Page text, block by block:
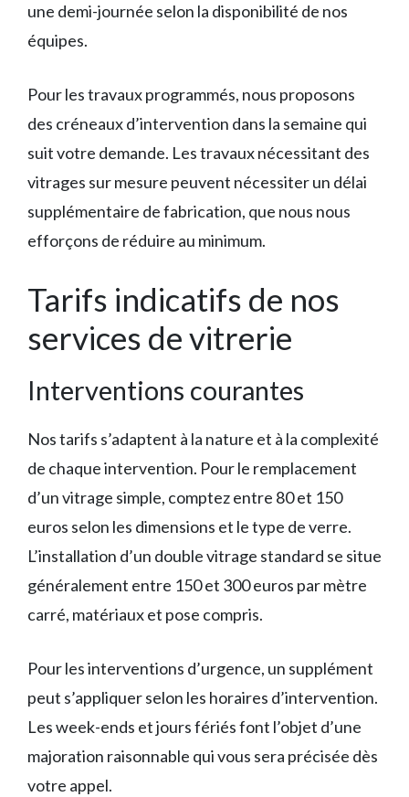
une demi-journée selon la disponibilité de nos
équipes.
Pour les travaux programmés, nous proposons
des créneaux d’intervention dans la semaine qui
suit votre demande. Les travaux nécessitant des
vitrages sur mesure peuvent nécessiter un délai
supplémentaire de fabrication, que nous nous
efforçons de réduire au minimum.
Tarifs indicatifs de nos
services de vitrerie
Interventions courantes
Nos tarifs s’adaptent à la nature et à la complexité
de chaque intervention. Pour le remplacement
d’un vitrage simple, comptez entre 80 et 150
euros selon les dimensions et le type de verre.
L’installation d’un double vitrage standard se situe
généralement entre 150 et 300 euros par mètre
carré, matériaux et pose compris.
Pour les interventions d’urgence, un supplément
peut s’appliquer selon les horaires d’intervention.
Les week-ends et jours fériés font l’objet d’une
majoration raisonnable qui vous sera précisée dès
votre appel.